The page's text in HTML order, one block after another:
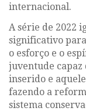
internacional.
A série de 2022
significativo
o esforço e o
juventude capaz
inserido e
fazendo a
sistema